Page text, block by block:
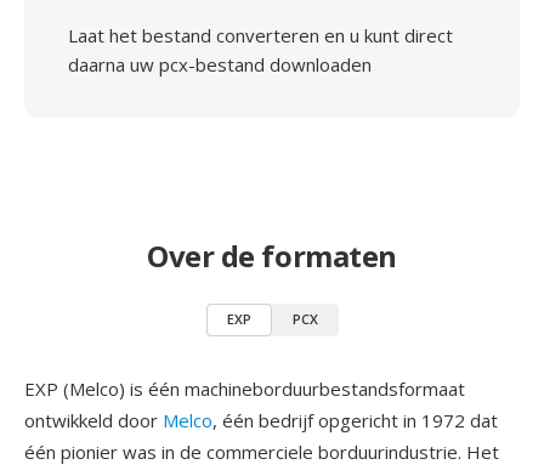
Laat het bestand converteren en u kunt direct
daarna uw pcx-bestand downloaden
Over de formaten
EXP PCX
EXP (Melco) is één machineborduurbestandsformaat
ontwikkeld door Melco, één bedrijf opgericht in 1972 dat
één pionier was in de commerciele borduurindustrie. Het